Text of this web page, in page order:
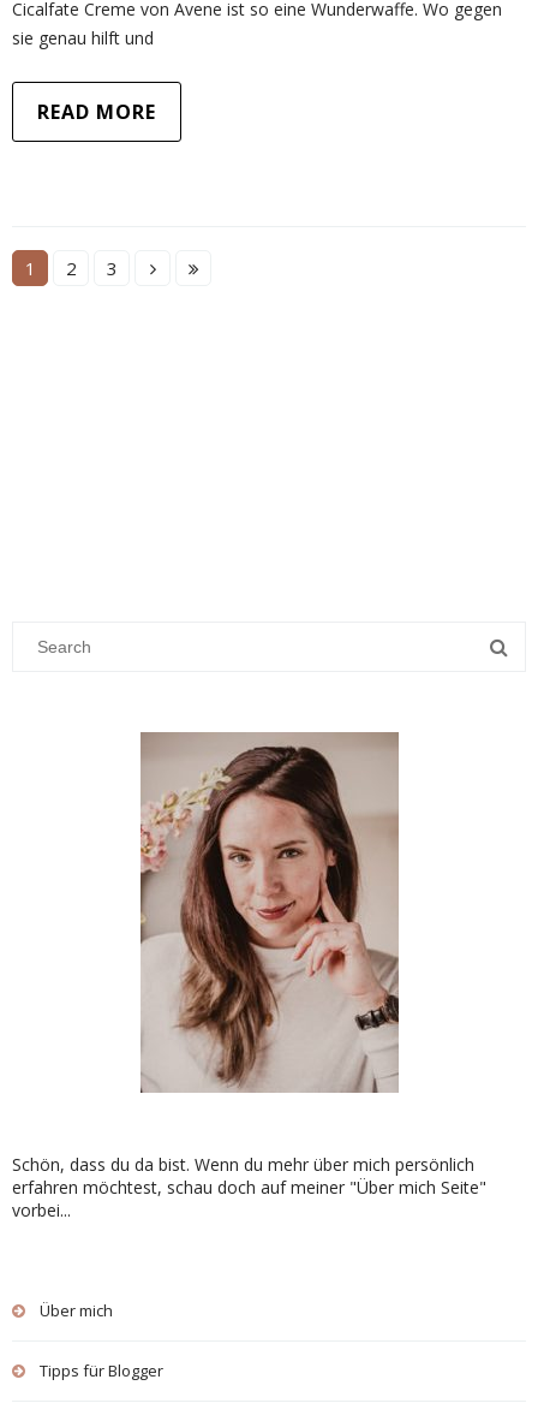
Cicalfate Creme von Avene ist so eine Wunderwaffe. Wo gegen
sie genau hilft und
READ MORE
1 2 3
Schön, dass du da bist. Wenn du mehr über mich persönlich
erfahren möchtest, schau doch auf meiner "Über mich Seite"
vorbei...
Über mich
Tipps für Blogger